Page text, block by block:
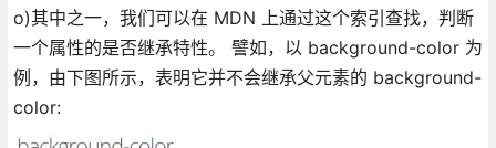
o)其中之一，我们可以在 MDN 上通过这个索引查找，判断
一个属性的是否继承特性。 譬如，以 background-color 为
例，由下图所示，表明它并不会继承父元素的 background-
color: